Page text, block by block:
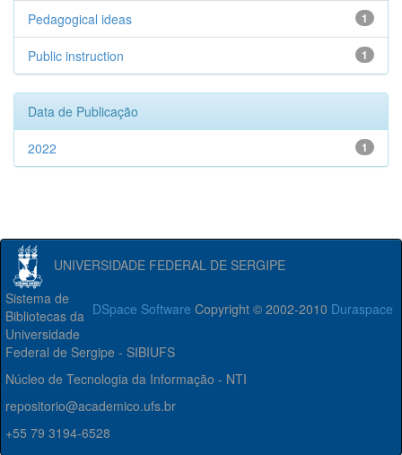
1
Pedagogical ideas
1
Public instruction
Data de Publicação
1
2022
UNIVERSIDADE FEDERAL DE SERGIPE
DSpace Software Copyright © 2002-2010 Duraspace
Sistema de
Bibliotecas da
Universidade
Federal de Sergipe - SIBIUFS
Núcleo de Tecnologia da Informação - NTI
repositorio@academico.ufs.br
+55 79 3194-6528